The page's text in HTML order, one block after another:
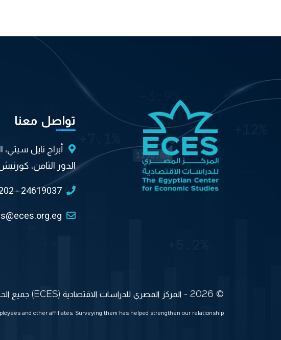
تواصل معنا
أبراج نايل سيتي،
الدور الثامن،
- 24619037
© 2026 - المركز المصري للدراسات الاقتصادية (ECES) جميع الحقوق محفوظة
and other affiliates. Surveying them has helped strengthen our relationship.